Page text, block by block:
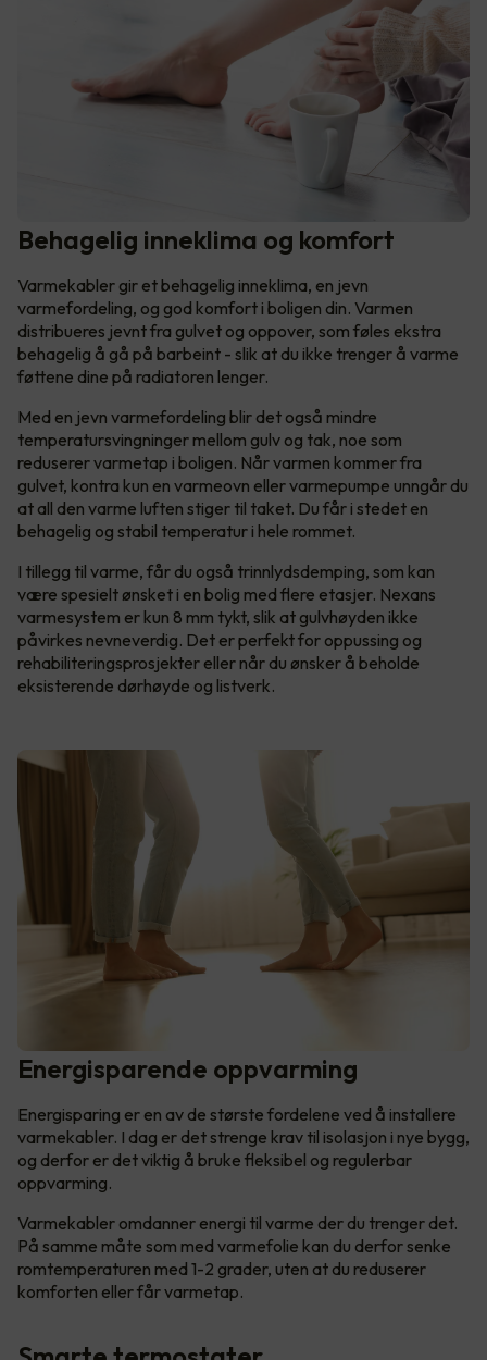
Behagelig inneklima og komfort
Varmekabler gir et behagelig inneklima, en jevn
varmefordeling, og god komfort i boligen din. Varmen
distribueres jevnt fra gulvet og oppover, som føles ekstra
behagelig å gå på barbeint - slik at du ikke trenger å varme
føttene dine på radiatoren lenger.
Med en jevn varmefordeling blir det også mindre
temperatursvingninger mellom gulv og tak, noe som
reduserer varmetap i boligen. Når varmen kommer fra
gulvet, kontra kun en varmeovn eller varmepumpe unngår du
at all den varme luften stiger til taket. Du får i stedet en
behagelig og stabil temperatur i hele rommet.
I tillegg til varme, får du også trinnlydsdemping, som kan
være spesielt ønsket i en bolig med flere etasjer. Nexans
varmesystem er kun 8 mm tykt, slik at gulvhøyden ikke
påvirkes nevneverdig. Det er perfekt for oppussing og
rehabiliteringsprosjekter eller når du ønsker å beholde
eksisterende dørhøyde og listverk.
Energisparende oppvarming
Energisparing er en av de største fordelene ved å installere
varmekabler. I dag er det strenge krav til isolasjon i nye bygg,
og derfor er det viktig å bruke fleksibel og regulerbar
oppvarming.
Varmekabler omdanner energi til varme der du trenger det.
På samme måte som med varmefolie kan du derfor senke
romtemperaturen med 1-2 grader, uten at du reduserer
komforten eller får varmetap.